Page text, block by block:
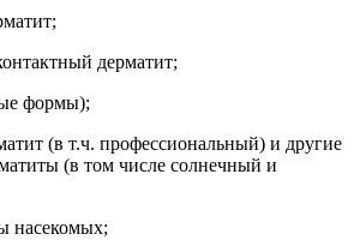
дерматит;
формы);
(в т.ч. профессиональный) и другие
(в том числе солнечный и
насекомых;